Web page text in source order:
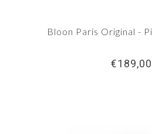
Bloon Paris Original -
€189,00